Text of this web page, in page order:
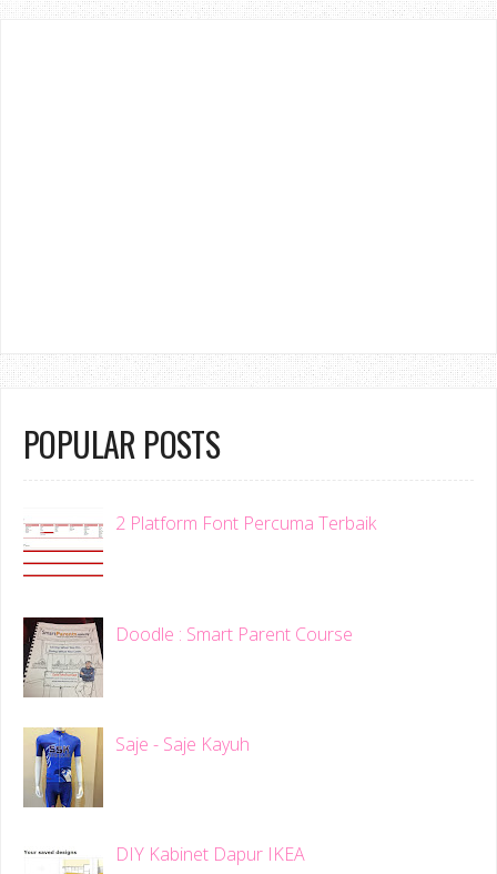
POPULAR POSTS
2 Platform Font Percuma Terbaik
Doodle : Smart Parent Course
Saje - Saje Kayuh
DIY Kabinet Dapur IKEA